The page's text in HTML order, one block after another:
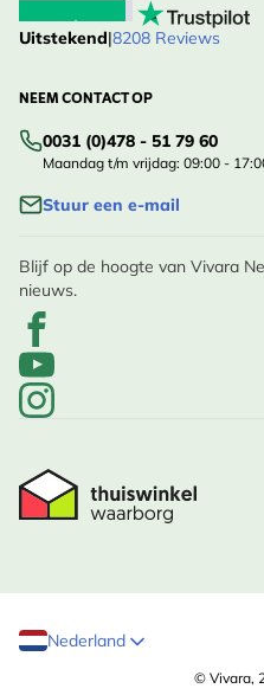
Uitstekend|8208 Reviews
NEEM CONTACT OP
0031 (0)478 - 51 79 60
Maandag t/m vrijdag: 09:00 -
Stuur een e-mail
Blijf op de hoogte van Vivara
nieuws.
Nederland
© Vivara,